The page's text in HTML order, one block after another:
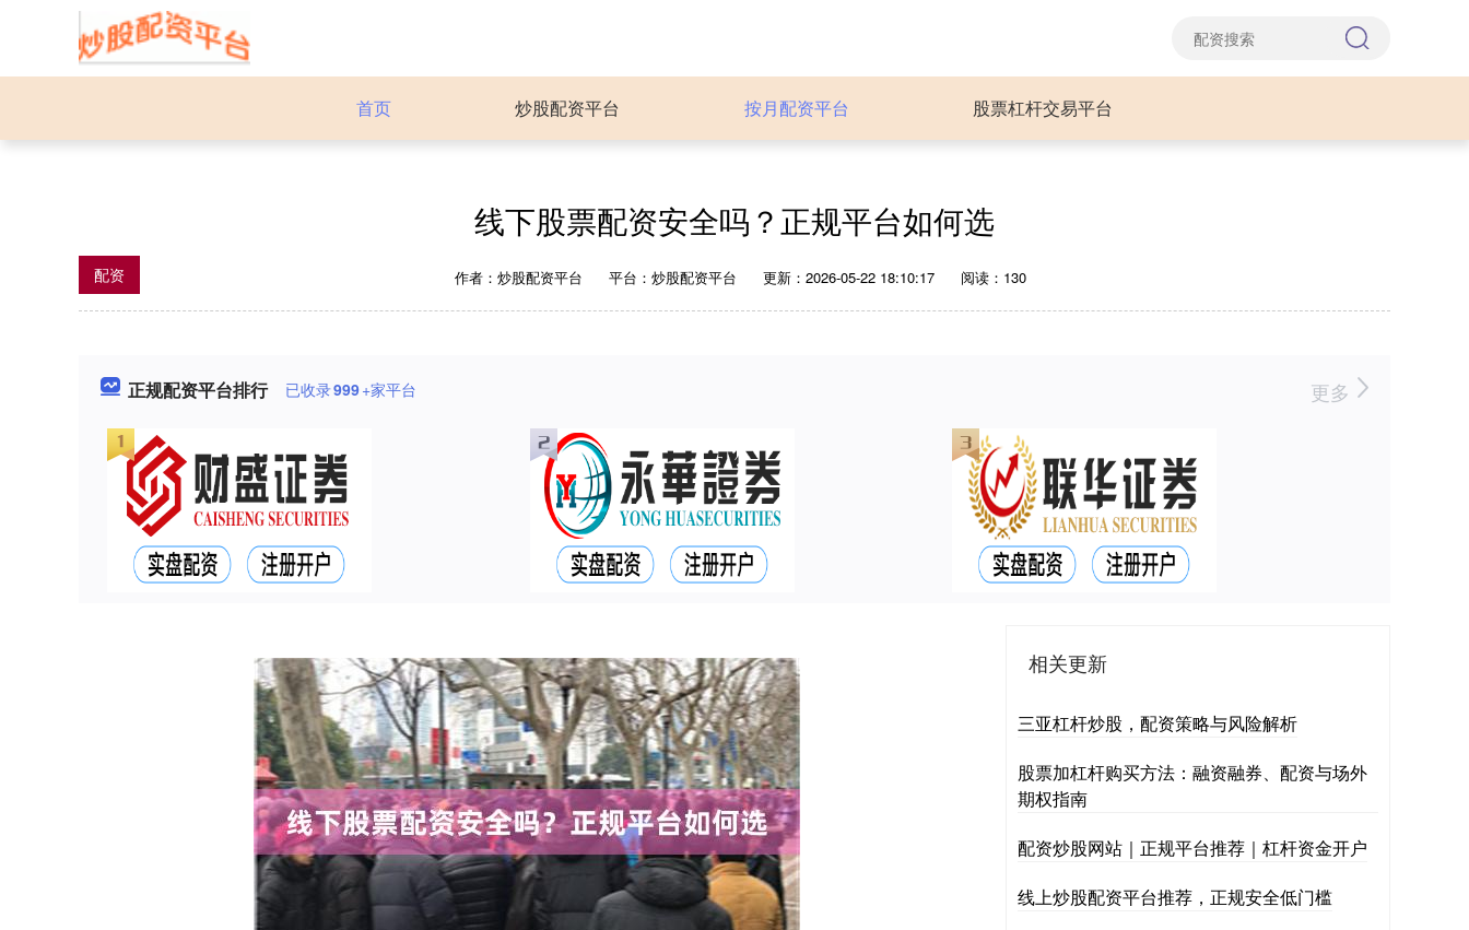
首页 炒股配资平台 按月配资平台 股票杠杆交易平台
线下股票配资安全吗？正规平台如何选
配资 作者：炒股配资平台 平台：炒股配资平台 更新：2026-05-22 18:10:17 阅读：130
正规配资平台排行 已收录999+家平台 更多
相关更新
三亚杠杆炒股，配资策略与风险解析
股票加杠杆购买方法：融资融券、配资与场外
期权指南
配资炒股网站｜正规平台推荐｜杠杆资金开户
线上炒股配资平台推荐，正规安全低门槛